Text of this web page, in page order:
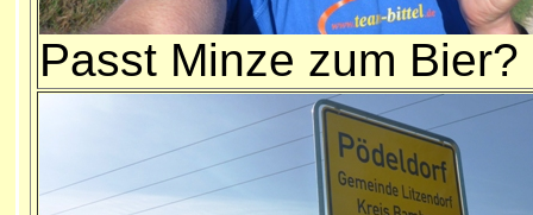
Passt Minze zum Bier?